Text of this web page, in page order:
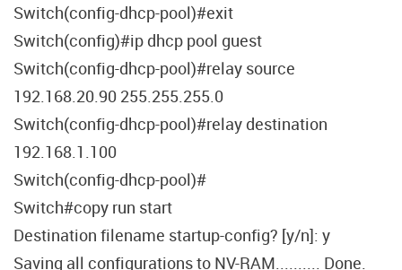
Switch(config-dhcp-pool)#exit
Switch(config)#ip dhcp pool guest
Switch(config-dhcp-pool)#relay source
192.168.20.90 255.255.255.0
Switch(config-dhcp-pool)#relay destination
192.168.1.100
Switch(config-dhcp-pool)#
Switch#copy run start
Destination filename startup-config? [y/n]: y
Saving all configurations to NV-RAM.......... Done.